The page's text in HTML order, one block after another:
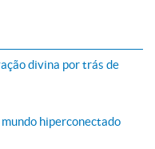
divina por trás de
hiperconectado